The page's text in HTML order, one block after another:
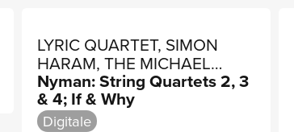
LYRIC QUARTET, SIMON
HARAM, THE MICHAEL
NYMAN BAND
Nyman: String Quartets 2, 3
& 4; If & Why
Digitale